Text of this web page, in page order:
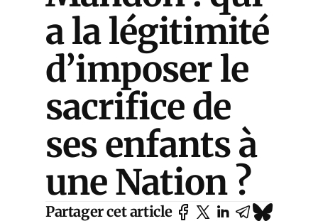
a la légitimité
d’imposer le
sacrifice de
ses enfants à
une Nation ?
Partager cet article